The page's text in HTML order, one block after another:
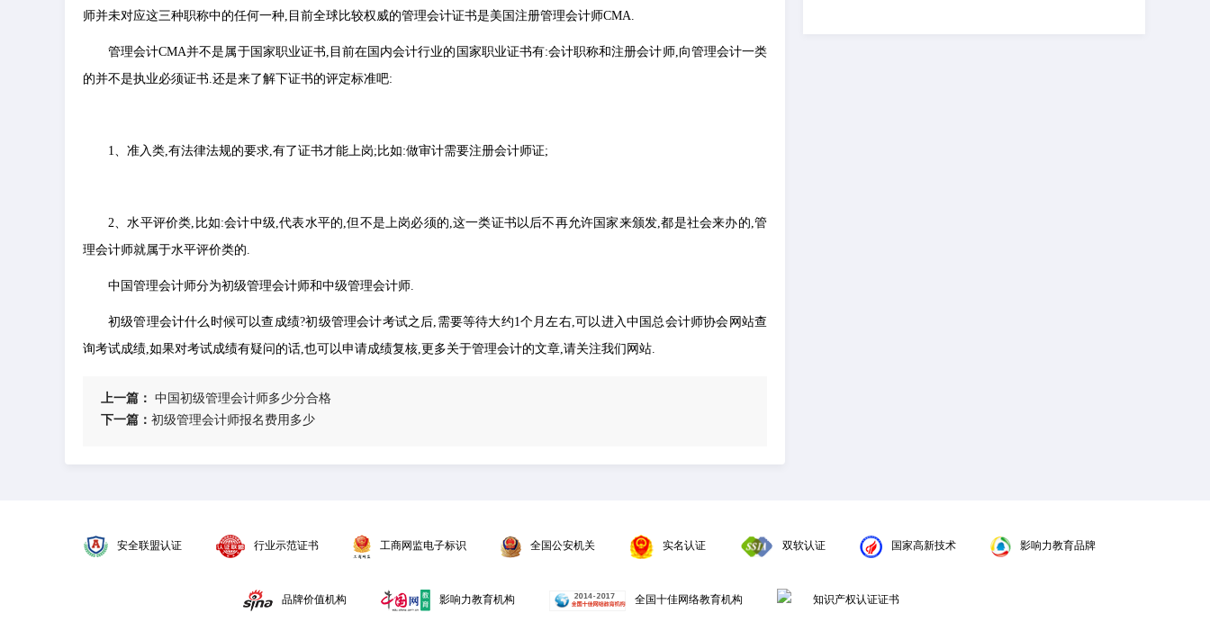
师并未对应这三种职称中的任何一种,目前全球比较权威的管理会计证书是美国注册管理会计师CMA.
管理会计CMA并不是属于国家职业证书,目前在国内会计行业的国家职业证书有:会计职称和注册会计师,向管理会计一类
的并不是执业必须证书.还是来了解下证书的评定标准吧:
1、准入类,有法律法规的要求,有了证书才能上岗;比如:做审计需要注册会计师证;
2、水平评价类,比如:会计中级,代表水平的,但不是上岗必须的,这一类证书以后不再允许国家来颁发,都是社会来办的,管
理会计师就属于水平评价类的.
中国管理会计师分为初级管理会计师和中级管理会计师.
初级管理会计什么时候可以查成绩?初级管理会计考试之后,需要等待大约1个月左右,可以进入中国总会计师协会网站查
询考试成绩,如果对考试成绩有疑问的话,也可以申请成绩复核,更多关于管理会计的文章,请关注我们网站.
上一篇： ​中国初级管理会计师多少分合格
下一篇： ​初级管理会计师报名费用多少
安全联盟认证 行业示范证书 工商网监电子标识 全国公安机关 实名认证 双软认证 国家高新技术 影响力教育品牌
品牌价值机构 影响力教育机构 全国十佳网络教育机构 知识产权认证证书